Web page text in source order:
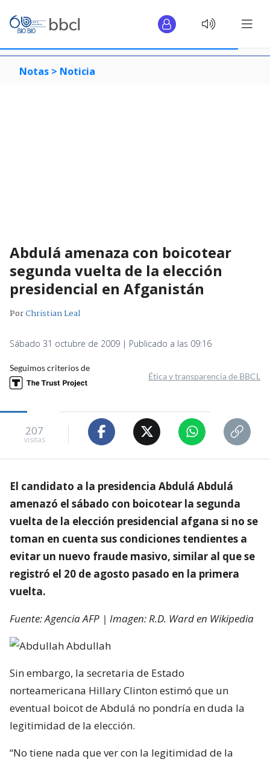
Notas > Noticia
Abdulá amenaza con boicotear
segunda vuelta de la elección
presidencial en Afganistán
PorChristian Leal
Sábado 31 octubre de 2009 | Publicado a las 09:16
Seguimos criterios de
Ética y transparencia de BBCL
207
visitas
El candidato a la presidencia Abdulá Abdulá
amenazó el sábado con boicotear la segunda
vuelta de la elección presidencial afgana si no se
toman en cuenta sus condiciones tendientes a
evitar un nuevo fraude masivo, similar al que se
registró el 20 de agosto pasado en la primera
vuelta.
Fuente: Agencia AFP | Imagen: R.D. Ward en Wikipedia
Sin embargo, la secretaria de Estado
norteamericana Hillary Clinton estimó que un
eventual boicot de Abdulá no pondría en duda la
legitimidad de la elección.
“No tiene nada que ver con la legitimidad de la